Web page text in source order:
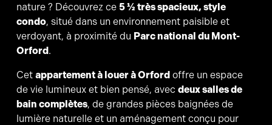
nature ? Découvrez ce 5 ½ très spacieux, style
condo, situé dans un environnement paisible et
verdoyant, à proximité du Parc national du Mont-
Orford.
Cet appartement à louer à Orfordoffre un espace
de vie lumineux et bien pensé, avec deux salles de
bain complètes, de grandes pièces baignées de
lumière naturelle et un aménagement conçu pour